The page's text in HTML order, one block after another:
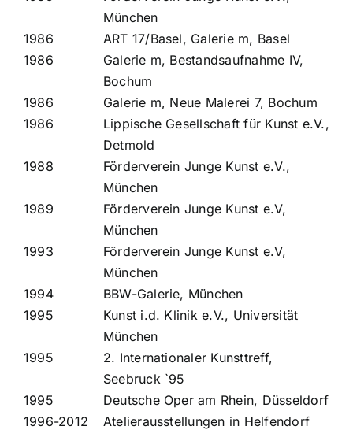
München
1986
ART 17/Basel, Galerie m, Basel
1986
Galerie m, Bestandsaufnahme IV,
Bochum
1986
Galerie m, Neue Malerei 7, Bochum
1986
Lippische Gesellschaft für Kunst e.V.,
Detmold
1988
Förderverein Junge Kunst e.V.,
München
1989
Förderverein Junge Kunst e.V,
München
1993
Förderverein Junge Kunst e.V,
München
1994
BBW-Galerie, München
1995
Kunst i.d. Klinik e.V., Universität
München
1995
2. Internationaler Kunsttreff,
Seebruck `95
1995
Deutsche Oper am Rhein, Düsseldorf
1996-2012
Atelierausstellungen in Helfendorf